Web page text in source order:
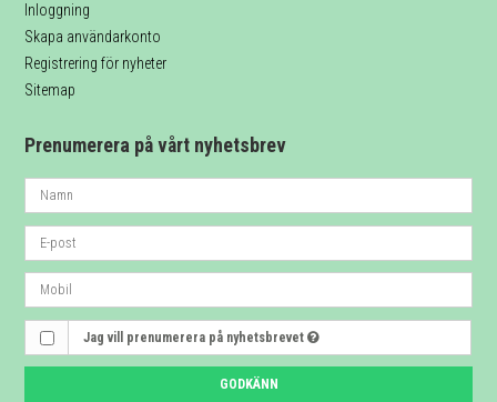
Inloggning
Skapa användarkonto
Registrering för nyheter
Sitemap
Prenumerera på vårt nyhetsbrev
Jag vill prenumerera på nyhetsbrevet
GODKÄNN